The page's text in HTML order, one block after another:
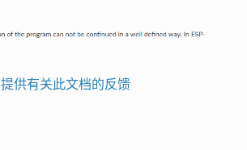
提供有关此文档的反馈